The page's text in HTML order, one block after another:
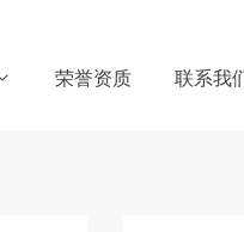
荣誉资质 联系我